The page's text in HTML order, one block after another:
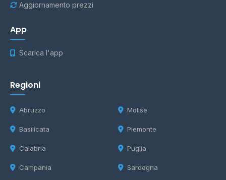
Aggiornamento prezzi
App
Scarica l'app
Regioni
Abruzzo
Basilicata
Calabria
Campania
Molise
Piemonte
Puglia
Sardegna